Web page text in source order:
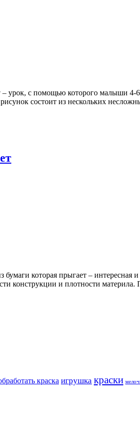
с помощью которого малыши 4-6
состоит из нескольких
которая прыгает – интересная
конструкции и плотности
краска игрушка краски